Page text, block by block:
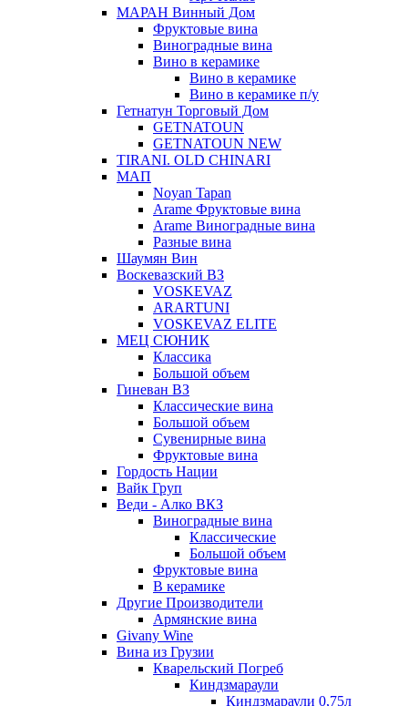
МАРАН Винный Дом
Фруктовые вина
Виноградные вина
Вино в керамике
Вино в керамике
Вино в керамике п/у
Гетнатун Торговый Дом
GETNATOUN
GETNATOUN NEW
TIRANI. OLD CHINARI
МАП
Noyan Tapan
Arame Фруктовые вина
Arame Виноградные вина
Разные вина
Шаумян Вин
Воскевазский ВЗ
VOSKEVAZ
ARARTUNI
VOSKEVAZ ELITE
МЕЦ СЮНИК
Классика
Большой объем
Гиневан ВЗ
Классические вина
Большой объем
Сувенирные вина
Фруктовые вина
Гордость Нации
Вайк Груп
Веди - Алко ВКЗ
Виноградные вина
Классические
Большой объем
Фруктовые вина
В керамике
Другие Производители
Армянские вина
Givany Wine
Вина из Грузии
Кварельский Погреб
Киндзмараули
Киндзмараули 0,75л